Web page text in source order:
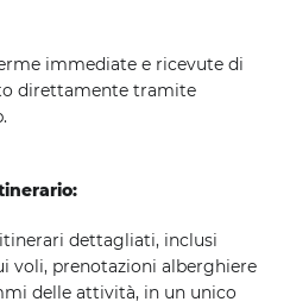
immediate e ricevute di
direttamente tramite
dettagliati, inclusi
voli, prenotazioni alberghiere
delle attività, in un unico